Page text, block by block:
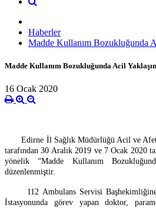
Haberler
Madde Kullanım Bozukluğunda
Madde Kullanım Bozukluğunda Acil
16 Ocak 2020
Edirne İl Sağlık Müdürlüğü Acil ve
tarafından 30 Aralık 2019 ve 7 Ocak 2020
yönelik “Madde Kullanım
düzenlenmiştir.
112 Ambulans Servisi Başhekimliğine
İstasyonunda görev yapan doktor,